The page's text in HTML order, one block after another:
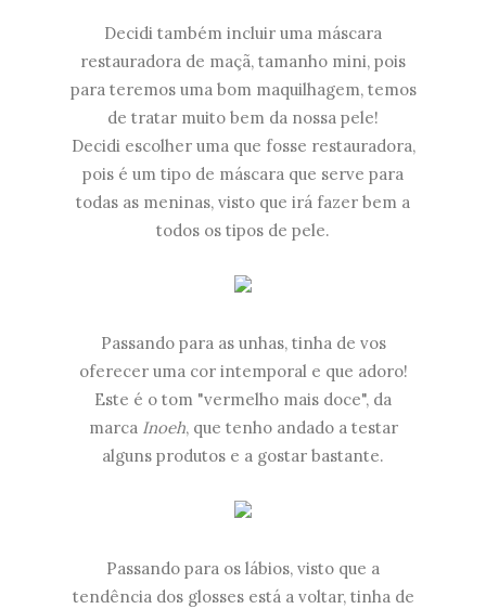
Decidi também incluir uma máscara
restauradora de maçã, tamanho mini, pois
para teremos uma bom maquilhagem, temos
de tratar muito bem da nossa pele!
Decidi escolher uma que fosse restauradora,
pois é um tipo de máscara que serve para
todas as meninas, visto que irá fazer bem a
todos os tipos de pele.
Passando para as unhas, tinha de vos
oferecer uma cor intemporal e que adoro!
Este é o tom "vermelho mais doce", da
marca Inoeh, que tenho andado a testar
alguns produtos e a gostar bastante.
Passando para os lábios, visto que a
tendência dos glosses está a voltar, tinha de